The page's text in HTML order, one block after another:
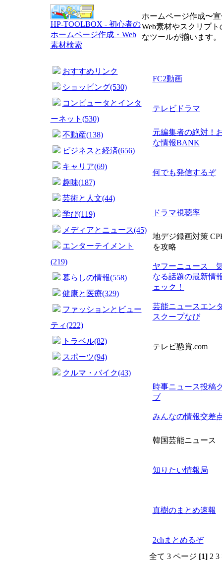
HP-TOOLBOX - 初心者の
ホームページ作成・Web
素材検索
ホームページ作成〜
Web素材やスクリプ
なツールが揃います。
おすすめリンク
ショッピング(530)
コンピュータとインタ
ーネット(530)
不動産(138)
ビジネスと経済(656)
キャリア(69)
趣味(187)
芸術と人文(44)
学び(119)
メディアとニュース(45)
エンターテイメント
(219)
暮らしの情報(558)
健康と医療(329)
ファッションとビュー
ティ(222)
トラベル(82)
スポーツ(94)
クルマ・バイク(43)
FC2動画
テレビドラマ
元編集者の絶対！
な情報BANK
何でも発信するぞ
ドラマ視聴率
地デジ録画対策
を攻略
ヤフーニュース
なる話題の最新情
ェック！
芸能ニュースエン
スクープなび
テレビ懸賞.com
時事ニュース投稿
ブ
みんなの情報交差
韓国芸能ニュース
知りたい情報局
真樹のまとめ速報
2chまとめるぞ
全て 3 ページ [1]2 3